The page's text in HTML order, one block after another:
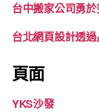
台中搬家公司勇
台北網頁設計透
頁面
YKS沙發